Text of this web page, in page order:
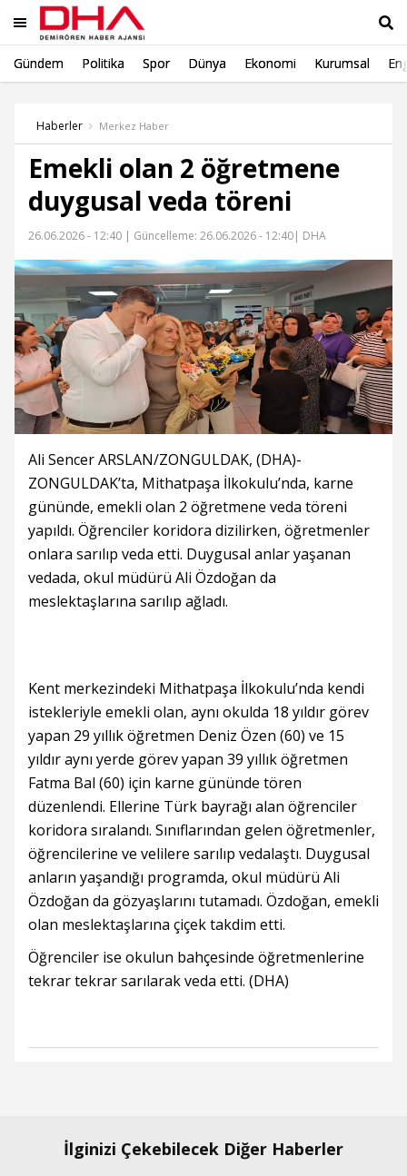
Gündem Politika Spor Dünya Ekonomi Kurumsal
Haberler Merkez Haber
Emekli olan 2 öğretmene
duygusal veda töreni
26.06.2026 - 12:40 | Güncelleme: 26.06.2026 - 12:40| DHA
Ali Sencer ARSLAN/ZONGULDAK, (DHA)-
ZONGULDAK’ta, Mithatpaşa İlkokulu’nda, karne
gününde, emekli olan 2 öğretmene veda töreni
yapıldı. Öğrenciler koridora dizilirken, öğretmenler
onlara sarılıp veda etti. Duygusal anlar yaşanan
vedada, okul müdürü Ali Özdoğan da
meslektaşlarına sarılıp ağladı.
Kent merkezindeki Mithatpaşa İlkokulu’nda kendi
istekleriyle emekli olan, aynı okulda 18 yıldır görev
yapan 29 yıllık öğretmen Deniz Özen (60) ve 15
yıldır aynı yerde görev yapan 39 yıllık öğretmen
Fatma Bal (60) için karne gününde tören
düzenlendi. Ellerine Türk bayrağı alan öğrenciler
koridora sıralandı. Sınıflarından gelen öğretmenler,
öğrencilerine ve velilere sarılıp vedalaştı. Duygusal
anların yaşandığı programda, okul müdürü Ali
Özdoğan da gözyaşlarını tutamadı. Özdoğan, emekli
olan meslektaşlarına çiçek takdim etti.
Öğrenciler ise okulun bahçesinde öğretmenlerine
tekrar tekrar sarılarak veda etti. (DHA)
İlginizi Çekebilecek Diğer Haberler